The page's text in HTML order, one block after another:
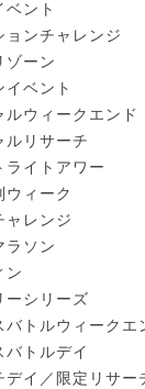
ベント
ョンチャレンジ
ゾーン
イベント
ルウィークエンド
ルリサーチ
ライトアワー
ウィーク
ャレンジ
ラソン
ン
ーシリーズ
バトルウィークエ
バトルデイ
デイ／限定リサー